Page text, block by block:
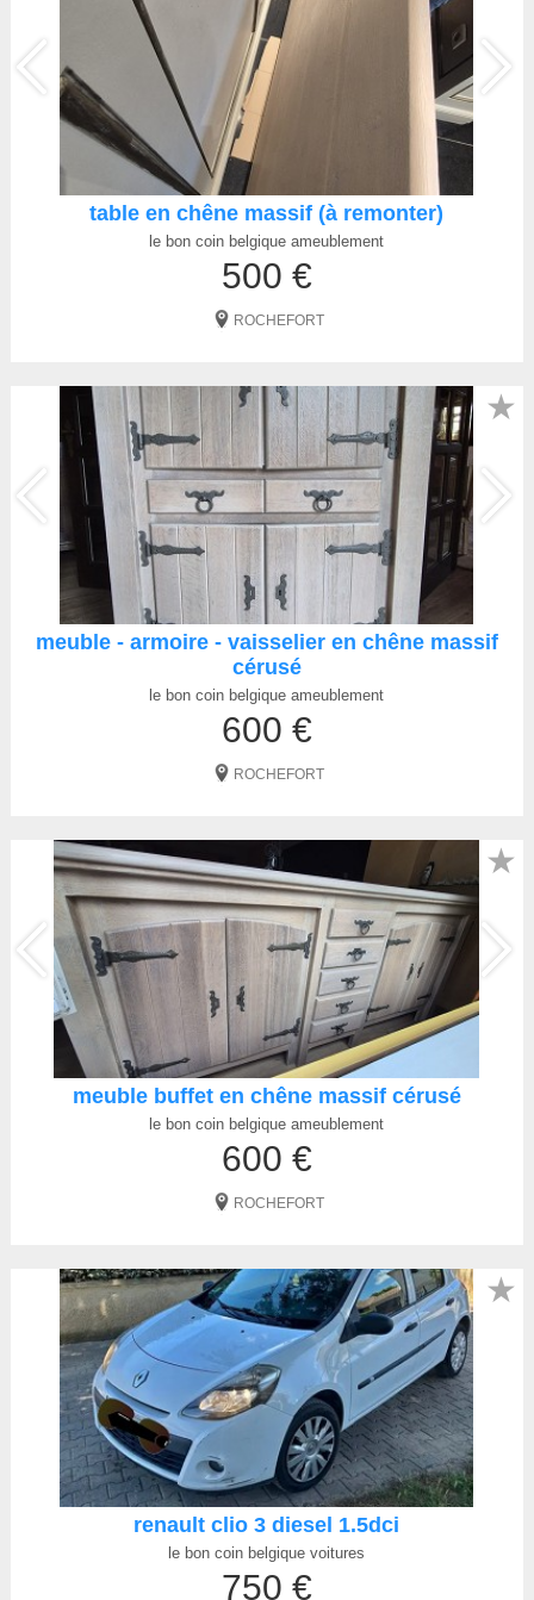
table en chêne massif (à remonter)
le bon coin belgique ameublement
500 €
ROCHEFORT
meuble - armoire - vaisselier en chêne massif
cérusé
le bon coin belgique ameublement
600 €
ROCHEFORT
★
meuble buffet en chêne massif cérusé
le bon coin belgique ameublement
600 €
ROCHEFORT
★
renault clio 3 diesel 1.5dci
le bon coin belgique voitures
750 €
★